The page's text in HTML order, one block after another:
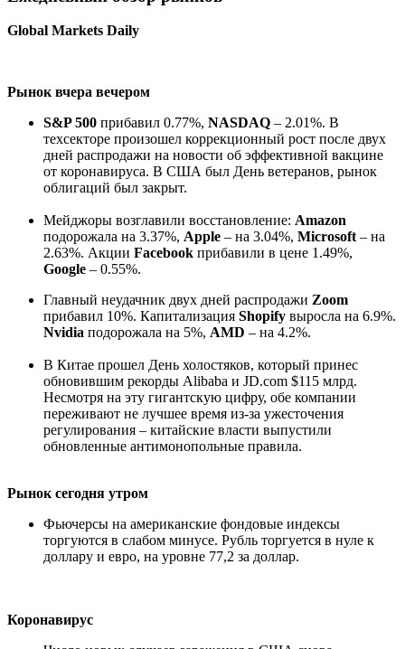
Global Markets Daily
Рынок вчера вечером
S&P 500 прибавил 0.77%, NASDAQ – 2.01%. В
техсекторе произошел коррекционный рост после двух
дней распродажи на новости об эффективной вакцине
от коронавируса. В США был День ветеранов, рынок
облигаций был закрыт.
Мейджоры возглавили восстановление: Amazon
подорожала на 3.37%, Apple – на 3.04%, Microsoft – на
2.63%. Акции Facebook прибавили в цене 1.49%,
Google – 0.55%.
Главный неудачник двух дней распродажи Zoom
прибавил 10%. Капитализация Shopify выросла на 6.9%.
Nvidia подорожала на 5%, AMD – на 4.2%.
В Китае прошел День холостяков, который принес
обновившим рекорды Alibaba и JD.com $115 млрд.
Несмотря на эту гигантскую цифру, обе компании
переживают не лучшее время из-за ужесточения
регулирования – китайские власти выпустили
обновленные антимонопольные правила.
Рынок сегодня утром
Фьючерсы на американские фондовые индексы
торгуются в слабом минусе. Рубль торгуется в нуле к
доллару и евро, на уровне 77,2 за доллар.
Коронавирус